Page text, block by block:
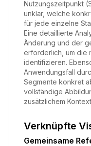
Nutzungszeitpunkt
unklar, welche
für jede einzelne
Eine detaillierte
Änderung und der
erforderlich, um die
identifizieren.
Anwendungsfall
Segmente konkret
vollständige
zusätzlichem
Verknüpfte
Gemeinsame